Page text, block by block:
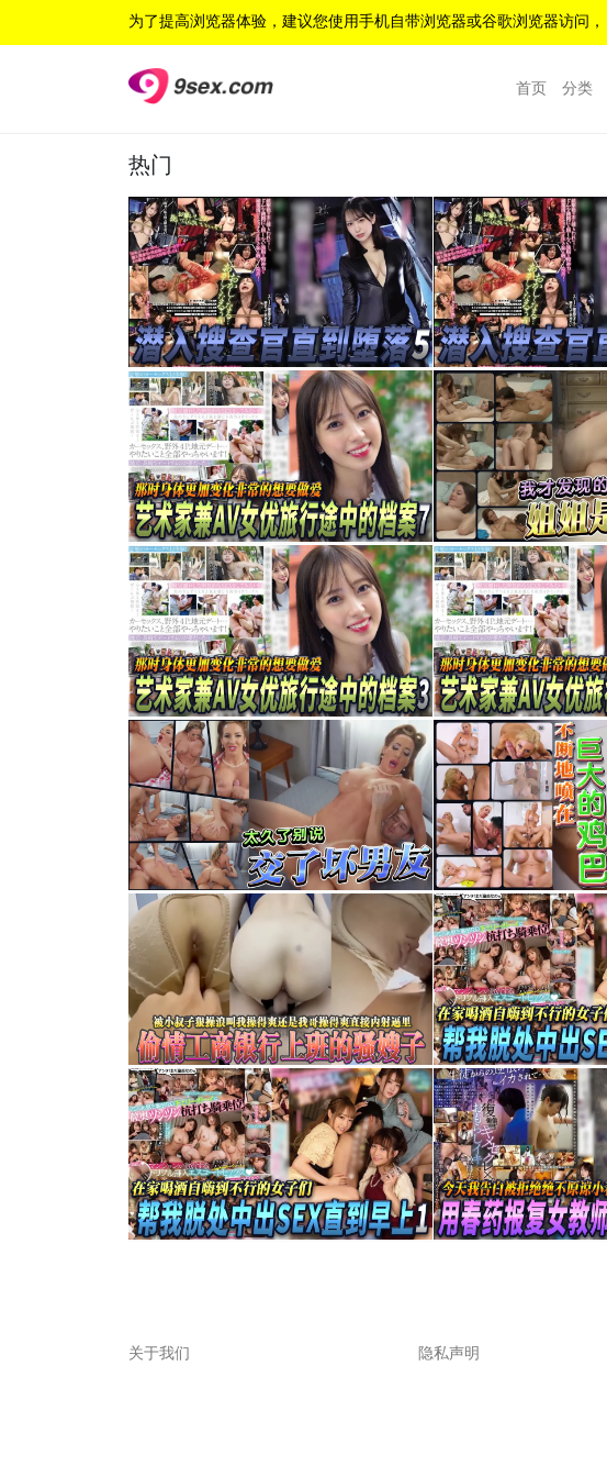
为了提高浏览器体验，建议您使用手机自带浏览器或谷歌浏览器访问，
首页 分类
热门
关于我们 隐私声明